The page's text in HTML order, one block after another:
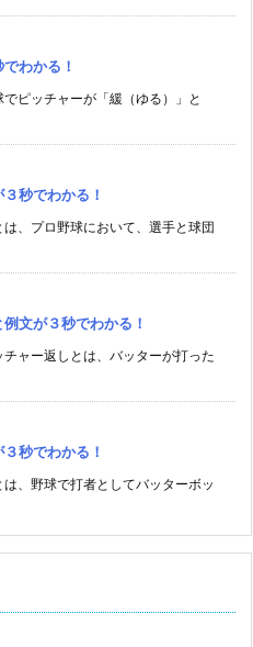
わかる！
でピッチャーが「緩（ゆる）」と
秒でわかる！
は、プロ野球において、選手と球団
文が３秒でわかる！
チャー返しとは、バッターが打った
秒でわかる！
は、野球で打者としてバッターボッ